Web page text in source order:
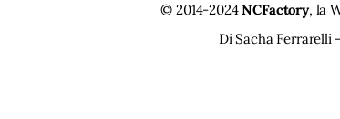
© 2014-2024NCFactory, la
Di Sacha Ferrarelli -